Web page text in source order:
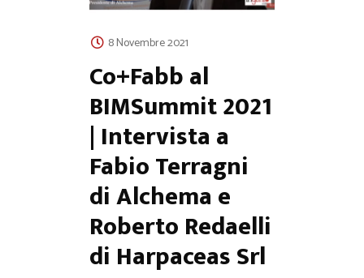
8 Novembre 2021
Co+Fabb al
BIMSummit 2021
| Intervista a
Fabio Terragni
di Alchema e
Roberto Redaelli
di Harpaceas Srl